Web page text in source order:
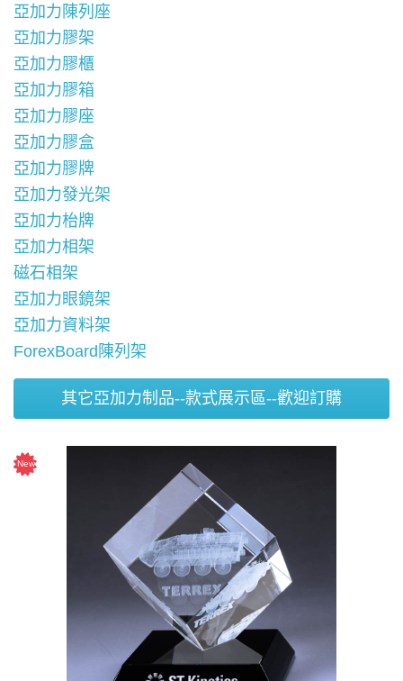
亞加力陳列座
亞加力膠架
亞加力膠櫃
亞加力膠箱
亞加力膠座
亞加力膠盒
亞加力膠牌
亞加力發光架
亞加力枱牌
亞加力相架
磁石相架
亞加力眼鏡架
亞加力資料架
ForexBoard陳列架
其它亞加力制品--款式展示區--歡迎訂購